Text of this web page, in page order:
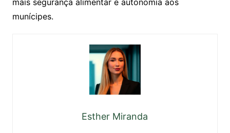
mais segurança alimentar e autonomia aos
munícipes.
Esther Miranda